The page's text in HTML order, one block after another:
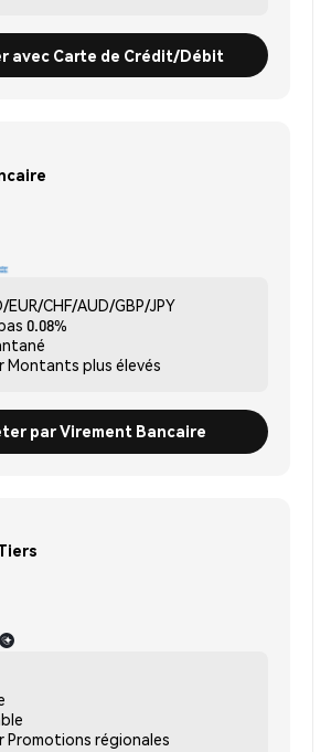
avec Carte de Crédit/Débit
EUR/CHF/AUD/GBP/JPY
0.08%
Montants plus élevés
par Virement Bancaire
Promotions régionales